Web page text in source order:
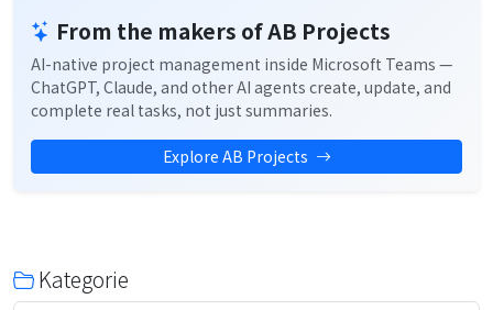
From the makers of AB Projects
AI-native project management inside Microsoft Teams —
ChatGPT, Claude, and other AI agents create, update, and
complete real tasks, not just summaries.
Explore AB Projects
Kategorie